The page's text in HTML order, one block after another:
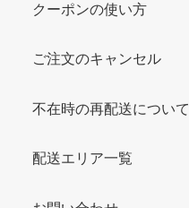
クーポンの使い方
ご注文のキャンセル
不在時の再配送について
配送エリア一覧